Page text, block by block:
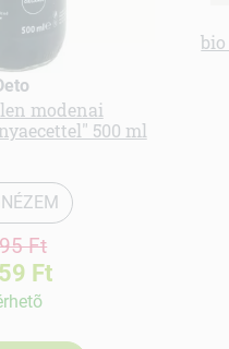
modenai
500 ml
Ft
Ft